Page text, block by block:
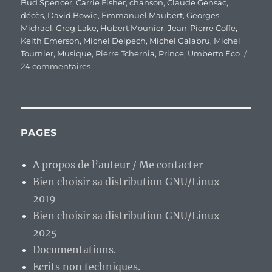
Bud Spencer,Carrie Fisher,chanson,Claude Gensac,
décès, David Bowie, Emmanuel Maubert,Georges
Michael,Greg Lake, Hubert Mounier,Jean-Pierre Coffe,
Keith Emerson, Michel Delpech, Michel Galabru, Michel
Tournier, Musique, Pierre Tchernia, Prince, Umberto Eco
24 commentairessur
enfance
et
adolescence
morte.
PAGES
A propos de l’auteur / Me contacter
Bien choisir sa distribution GNU/Linux –
2019
Bien choisir sa distribution GNU/Linux –
2025
Documentations.
Ecrits non techniques.